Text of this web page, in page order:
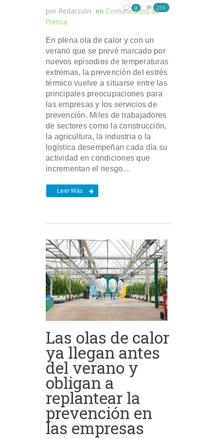
por Redacción en Comunicados de
Prensa
0 296
En plena ola de calor y con un
verano que se prevé marcado por
nuevos episodios de temperaturas
extremas, la prevención del estrés
térmico vuelve a situarse entre las
principales preocupaciones para
las empresas y los servicios de
prevención. Miles de trabajadores
de sectores como la construcción,
la agricultura, la industria o la
logística desempeñan cada día su
actividad en condiciones que
incrementan el riesgo...
Leer Más
Las olas de calor
ya llegan antes
del verano y
obligan a
replantear la
prevención en
las empresas